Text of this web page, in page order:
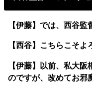
【伊藤】では、西谷監
【西谷】こちらこそよ
【伊藤】以前、私大
のですが、改めてお邪